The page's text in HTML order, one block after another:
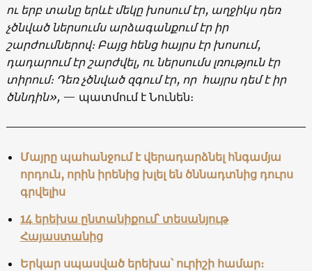
ու երբ տանը երևէ մեկը խոսում էր, աղջիկս դեռ
չծնված ներսումս արձագանքում էր իր
շարժումներով։ Բայց հենց հայրս էր խոսում,
դադարում էր շարժվել, ու ներսումս լռություն էր
տիրում։ Դեռ չծնված զգում էր, որ հայրս դեմ է իր
ծննդին»,— պատմում է Նունեն։
Մայրը պահանջում է վերադարձնել հնգամյա
որդուն, որին իրենից խլել են ծննադտնից դուրս
գրվելիս
14 երեխա ընտանիքում՝ տեսանյութ
Հայաստանից
Երկար սպասված երեխա՝ ուրիշի համար։